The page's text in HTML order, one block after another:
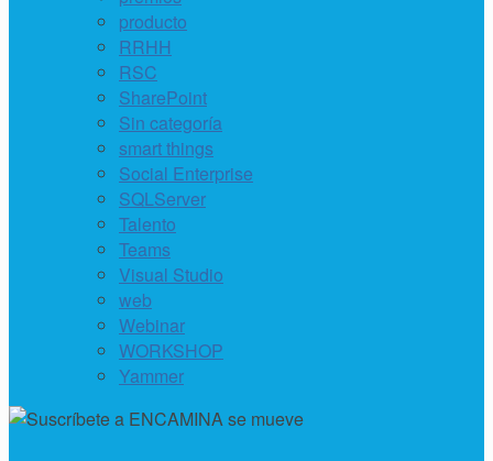
producto
RRHH
RSC
SharePoint
Sin categoría
smart things
Social Enterprise
SQLServer
Talento
Teams
Visual Studio
web
Webinar
WORKSHOP
Yammer